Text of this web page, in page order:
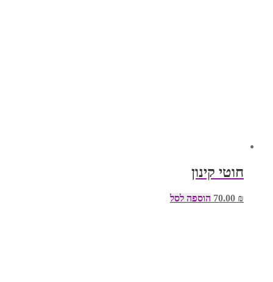
חוטי קינון
₪ הוספה לסל